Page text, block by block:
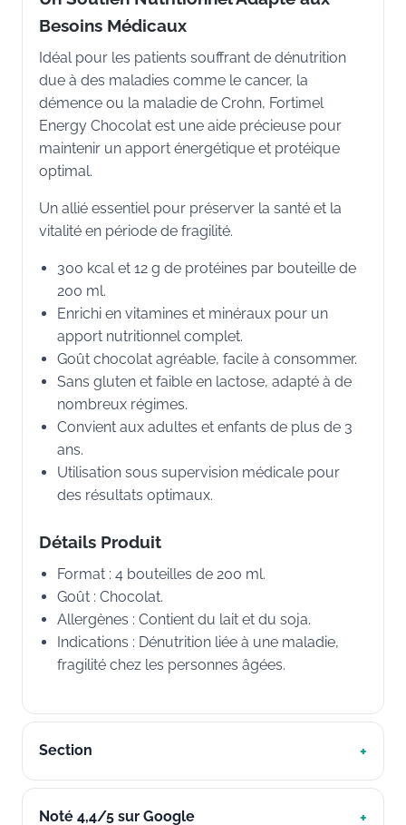
Besoins Médicaux
Idéal pour les patients souffrant de dénutrition
due à des maladies comme le cancer, la
démence ou la maladie de Crohn, Fortimel
Energy Chocolat est une aide précieuse pour
maintenir un apport énergétique et protéique
optimal.
Un allié essentiel pour préserver la santé et la
vitalité en période de fragilité.
300 kcal et 12 g de protéines par bouteille de
200 ml.
Enrichi en vitamines et minéraux pour un
apport nutritionnel complet.
Goût chocolat agréable, facile à consommer.
Sans gluten et faible en lactose, adapté à de
nombreux régimes.
Convient aux adultes et enfants de plus de 3
ans.
Utilisation sous supervision médicale pour
des résultats optimaux.
Détails Produit
Format : 4 bouteilles de 200 ml.
Goût : Chocolat.
Allergènes : Contient du lait et du soja.
Indications : Dénutrition liée à une maladie,
fragilité chez les personnes âgées.
Section
Noté 4,4/5 sur Google